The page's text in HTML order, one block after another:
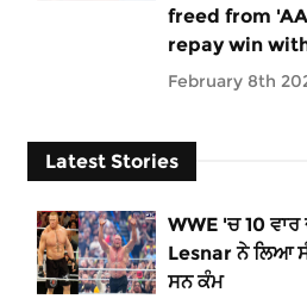
freed from
repay win
February 8th
Latest Stories
WWE 'ਚ 10
Lesnar ਨੇ ਲਿਆ
ਸਨ ਕੰਮ